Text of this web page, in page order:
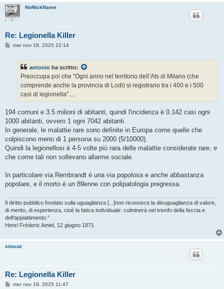
NoNickName
Re: Legionella Killer
Mmar nov 18, 2025 22:14
antonio ha scritto:
Preoccupa poi che "Ogni anno nel territorio dell’Ats di Milano (che
comprende anche la provincia di Lodi) si registrano tra i 400 e i 500
casi di legionella".....
194 comuni e 3.5 milioni di abitanti, quindi l'incidenza è 0.142 casi ogni
1000 abitanti, ovvero 1 ogni 7042 abitanti.
In generale, le malattie rare sono definite in Europa come quelle che
colpiscono meno di 1 persona su 2000 (5/10000).
Quindi la legionellosi è 4-5 volte più rara delle malattie considerate rare, e
che come tali non sollevano allarme sociale.
In particolare via Rembrandt è una via popolosa e anche abbastanza
popolare, e il morto è un 89enne con polipatologia pregressa.
Il diritto pubblico fondato sulla uguaglianza [...]non riconosce la disuguaglianza di valore,
di merito, di esperienza, cioè la fatica individuale: culminerà nel trionfo della feccia e
dell'appiattimento.”
Henri Fréderic Amiel, 12 giugno 1871
simcat
Re: Legionella Killer
Mmer nov 19, 2025 11:47